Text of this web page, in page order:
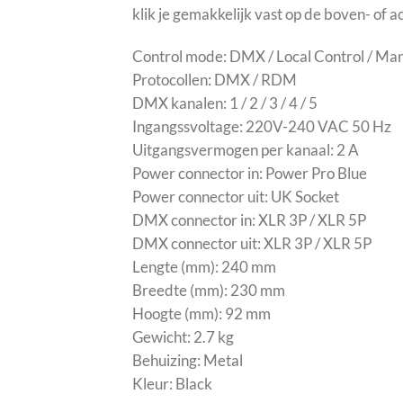
klik je gemakkelijk vast op de boven- of
Control mode: DMX / Local Control /
Protocollen: DMX / RDM
DMX kanalen: 1 / 2 / 3 / 4 / 5
Ingangssvoltage: 220V-240 VAC 50 Hz
Uitgangsvermogen per kanaal: 2 A
Power connector in: Power Pro Blue
Power connector uit: UK Socket
DMX connector in: XLR 3P / XLR 5P
DMX connector uit: XLR 3P / XLR 5P
Lengte (mm): 240 mm
Breedte (mm): 230 mm
Hoogte (mm): 92 mm
Gewicht: 2.7 kg
Behuizing: Metal
Kleur: Black